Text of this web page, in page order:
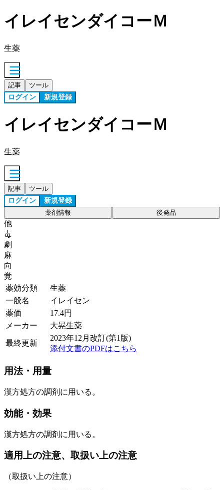
イレイセンダイコーＭ
生薬
記事 ツール
ログイン 新規登録
イレイセンダイコーＭ
生薬
記事 ツール
ログイン 新規登録
薬剤情報 後発品
他
毒
劇
麻
向
覚
薬効分類
生薬
一般名
イレイセン
薬価
17.4円
メーカー
大晃生薬
最終更新
2023年12月改訂(第1版)
添付文書のPDFはこちら
用法・用量
漢方処方の調剤に用いる。
効能・効果
漢方処方の調剤に用いる。
適用上の注意、取扱い上の注意
（取扱い上の注意）